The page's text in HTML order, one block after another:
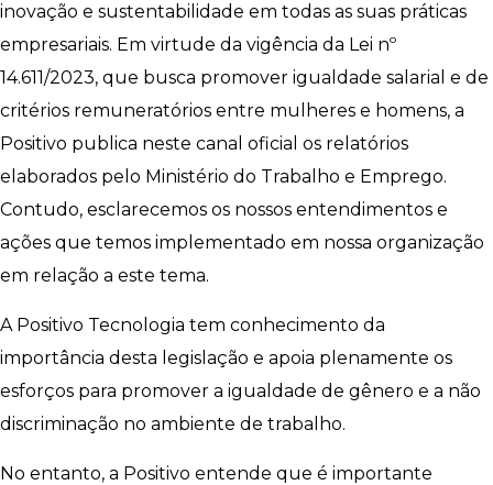
inovação e sustentabilidade em todas as suas práticas
empresariais. Em virtude da vigência da Lei nº
14.611/2023, que busca promover igualdade salarial e de
critérios remuneratórios entre mulheres e homens, a
Positivo publica neste canal oficial os relatórios
elaborados pelo Ministério do Trabalho e Emprego.
Contudo, esclarecemos os nossos entendimentos e
ações que temos implementado em nossa organização
em relação a este tema.
A Positivo Tecnologia tem conhecimento da
importância desta legislação e apoia plenamente os
esforços para promover a igualdade de gênero e a não
discriminação no ambiente de trabalho.
No entanto, a Positivo entende que é importante